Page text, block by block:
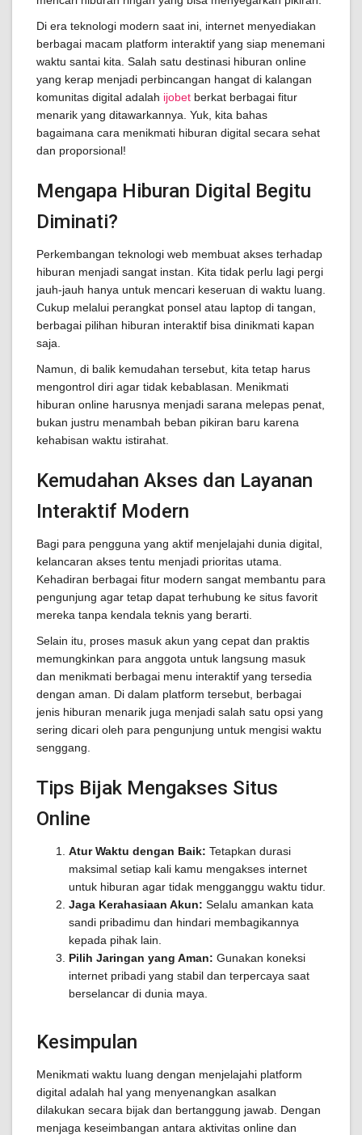
Di era teknologi modern saat ini, internet menyediakan
berbagai macam platform interaktif yang siap menemani
waktu santai kita. Salah satu destinasi hiburan online
yang kerap menjadi perbincangan hangat di kalangan
komunitas digital adalah ijobet berkat berbagai fitur
menarik yang ditawarkannya. Yuk, kita bahas
bagaimana cara menikmati hiburan digital secara sehat
dan proporsional!
Mengapa Hiburan Digital Begitu
Diminati?
Perkembangan teknologi web membuat akses terhadap
hiburan menjadi sangat instan. Kita tidak perlu lagi pergi
jauh-jauh hanya untuk mencari keseruan di waktu luang.
Cukup melalui perangkat ponsel atau laptop di tangan,
berbagai pilihan hiburan interaktif bisa dinikmati kapan
saja.
Namun, di balik kemudahan tersebut, kita tetap harus
mengontrol diri agar tidak kebablasan. Menikmati
hiburan online harusnya menjadi sarana melepas penat,
bukan justru menambah beban pikiran baru karena
kehabisan waktu istirahat.
Kemudahan Akses dan Layanan
Interaktif Modern
Bagi para pengguna yang aktif menjelajahi dunia digital,
kelancaran akses tentu menjadi prioritas utama.
Kehadiran berbagai fitur modern sangat membantu para
pengunjung agar tetap dapat terhubung ke situs favorit
mereka tanpa kendala teknis yang berarti.
Selain itu, proses masuk akun yang cepat dan praktis
memungkinkan para anggota untuk langsung masuk
dan menikmati berbagai menu interaktif yang tersedia
dengan aman. Di dalam platform tersebut, berbagai
jenis hiburan menarik juga menjadi salah satu opsi yang
sering dicari oleh para pengunjung untuk mengisi waktu
senggang.
Tips Bijak Mengakses Situs
Online
Atur Waktu dengan Baik: Tetapkan durasi
maksimal setiap kali kamu mengakses internet
untuk hiburan agar tidak mengganggu waktu tidur.
Jaga Kerahasiaan Akun: Selalu amankan kata
sandi pribadimu dan hindari membagikannya
kepada pihak lain.
Pilih Jaringan yang Aman: Gunakan koneksi
internet pribadi yang stabil dan terpercaya saat
berselancar di dunia maya.
Kesimpulan
Menikmati waktu luang dengan menjelajahi platform
digital adalah hal yang menyenangkan asalkan
dilakukan secara bijak dan bertanggung jawab. Dengan
menjaga keseimbangan antara aktivitas online dan